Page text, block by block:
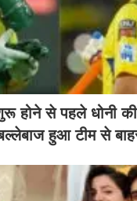
होने से पहले धोनी की
हुआ टीम से